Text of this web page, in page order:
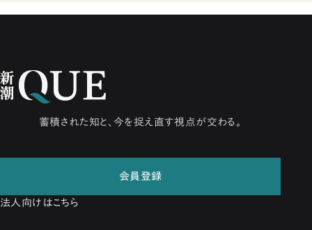
蓄積された知と、今を捉え直す視点が交わる。
会員登録
法人向けはこちら